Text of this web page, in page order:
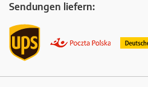
Sendungen liefern: